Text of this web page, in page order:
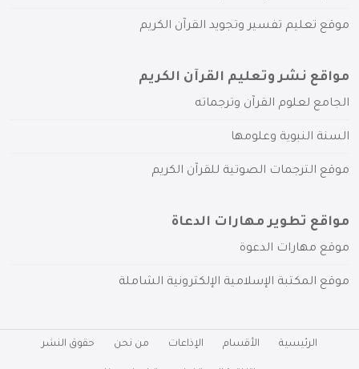
موقع تعليم تفسير وتجويد القرآن الكريم
مواقع نشر وتعليم القرآن الكريم
الجامع لعلوم القرآن وترجماته
السنة النبوية وعلومها
موقع الترجمات الصوتية للقرآن الكريم
مواقع تطوير مهارات الدعاة
موقع مهارات الدعوة
موقع المكتبة الإسلامية الإلكترونية الشاملة
الرئيسية الأقسام الإذاعات من نحن حقوق النشر